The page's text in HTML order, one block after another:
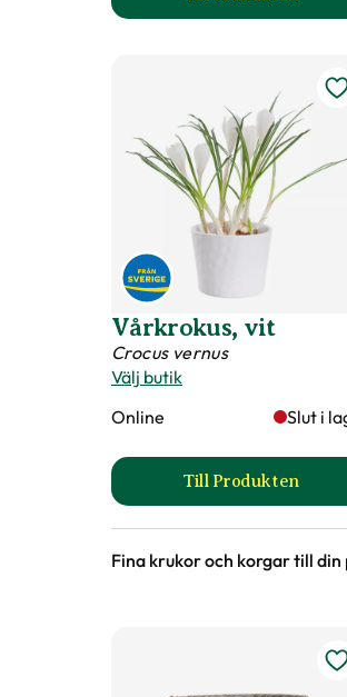
till
Vårkrokus, vit
Crocus vernus
Välj butik
Online
Slut i
Till Produkten
till
Fina krukor och korgar till